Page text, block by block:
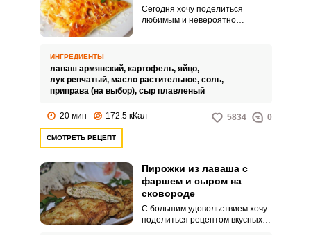
Сегодня хочу поделиться
любимым и невероятно
приготовления выпечки
достаточно простой и
нетрудоемкий.
ИНГРЕДИЕНТЫ
лаваш армянский, картофель, яйцо,
лук репчатый, масло растительное, соль,
приправа (на выбор), сыр плавленый
20 мин 172.5 кКал 5834 0
СМОТРЕТЬ РЕЦЕПТ
Пирожки из лаваша с
фаршем и сыром на
сковороде
С большим удовольствием хочу
поделиться рецептом вкусных и